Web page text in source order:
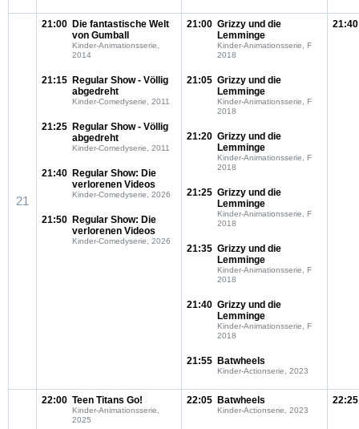
21
21:00 Die fantastische Welt
von Gumball
Kinder-Animationsserie,
2014
21:15 Regular Show - Völlig
abgedreht
Kinder-Comedyserie, 2011
21:25 Regular Show - Völlig
abgedreht
Kinder-Comedyserie, 2011
21:40 Regular Show: Die
verlorenen Videos
Kinder-Comedyserie, 2026
21:50 Regular Show: Die
verlorenen Videos
Kinder-Comedyserie, 2026
21:00 Grizzy und die
Lemminge
Kinder-Animationsserie, F
2018
21:05 Grizzy und die
Lemminge
Kinder-Animationsserie, F
2018
21:20 Grizzy und die
Lemminge
Kinder-Animationsserie, F
2018
21:25 Grizzy und die
Lemminge
Kinder-Animationsserie, F
2018
21:35 Grizzy und die
Lemminge
Kinder-Animationsserie, F
2018
21:40 Grizzy und die
Lemminge
Kinder-Animationsserie, F
2018
21:55 Batwheels
Kinder-Actionserie, 2023
21:40
22:00 Teen Titans Go!
Kinder-Animationsserie,
2025
22:05 Batwheels
Kinder-Actionserie, 2023
22:25